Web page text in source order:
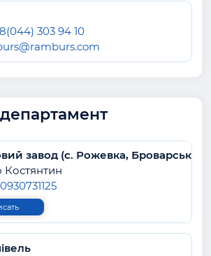
303 94 10
завод (c. Рожевка, Броварський